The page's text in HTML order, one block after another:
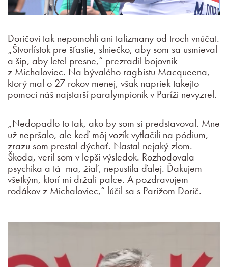
Doričovi tak nepomohli ani talizmany od troch vnúčat.
„Štvorlístok pre šťastie, slniečko, aby som sa usmieval
a šíp, aby letel presne,“ prezradil bojovník
z Michaloviec. Na bývalého ragbistu Macqueena,
ktorý mal o 27 rokov menej, však napriek takejto
pomoci náš najstarší paralympionik v Paríži nevyzrel.
„Nedopadlo to tak, ako by som si predstavoval. Mne
už nepršalo, ale keď môj vozík vytlačili na pódium,
zrazu som prestal dýchať. Nastal nejaký zlom.
Škoda, veril som v lepší výsledok. Rozhodovala
psychika a tá ma, žiaľ, nepustila ďalej. Ďakujem
všetkým, ktorí mi držali palce. A pozdravujem
rodákov z Michaloviec,“ lúčil sa s Parížom Dorič.